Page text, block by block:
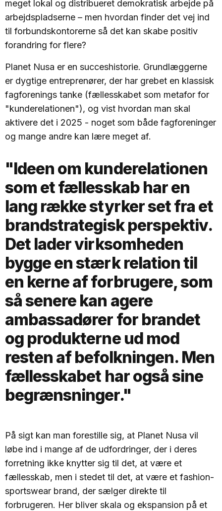
meget lokal og distribueret demokratisk arbejde på
arbejdspladserne – men hvordan finder det vej ind
til forbundskontorerne så det kan skabe positiv
forandring for flere?
Planet Nusa er en succeshistorie. Grundlæggerne
er dygtige entreprenører, der har grebet en klassisk
fagforenings tanke (fællesskabet som metafor for
"kunderelationen"), og vist hvordan man skal
aktivere det i 2025 - noget som både fagforeninger
og mange andre kan lære meget af.
"Ideen om kunderelationen
som et fællesskab har en
lang række styrker set fra et
brandstrategisk perspektiv.
Det lader virksomheden
bygge en stærk relation til
en kerne af forbrugere, som
så senere kan agere
ambassadører for brandet
og produkterne ud mod
resten af befolkningen. Men
fællesskabet har også sine
begrænsninger."
På sigt kan man forestille sig, at Planet Nusa vil
løbe ind i mange af de udfordringer, der i deres
forretning ikke knytter sig til det, at være et
fællesskab, men i stedet til det, at være et fashion-
sportswear brand, der sælger direkte til
forbrugeren. Her bliver skala og ekspansion på et